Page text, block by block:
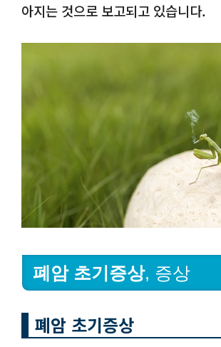
아지는 것으로 보고되고 있습니다.
폐암 초기증상, 증상
폐암 초기증상